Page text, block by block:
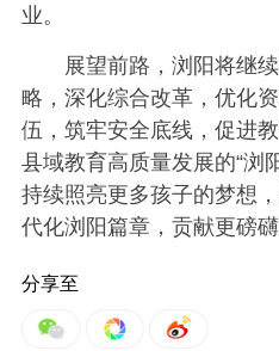
业。
展望前路，浏阳将继
略，深化综合改革，优化
伍，筑牢安全底线，促进
县域教育高质量发展的“浏
持续照亮更多孩子的梦想
代化浏阳篇章，贡献更磅
分享至